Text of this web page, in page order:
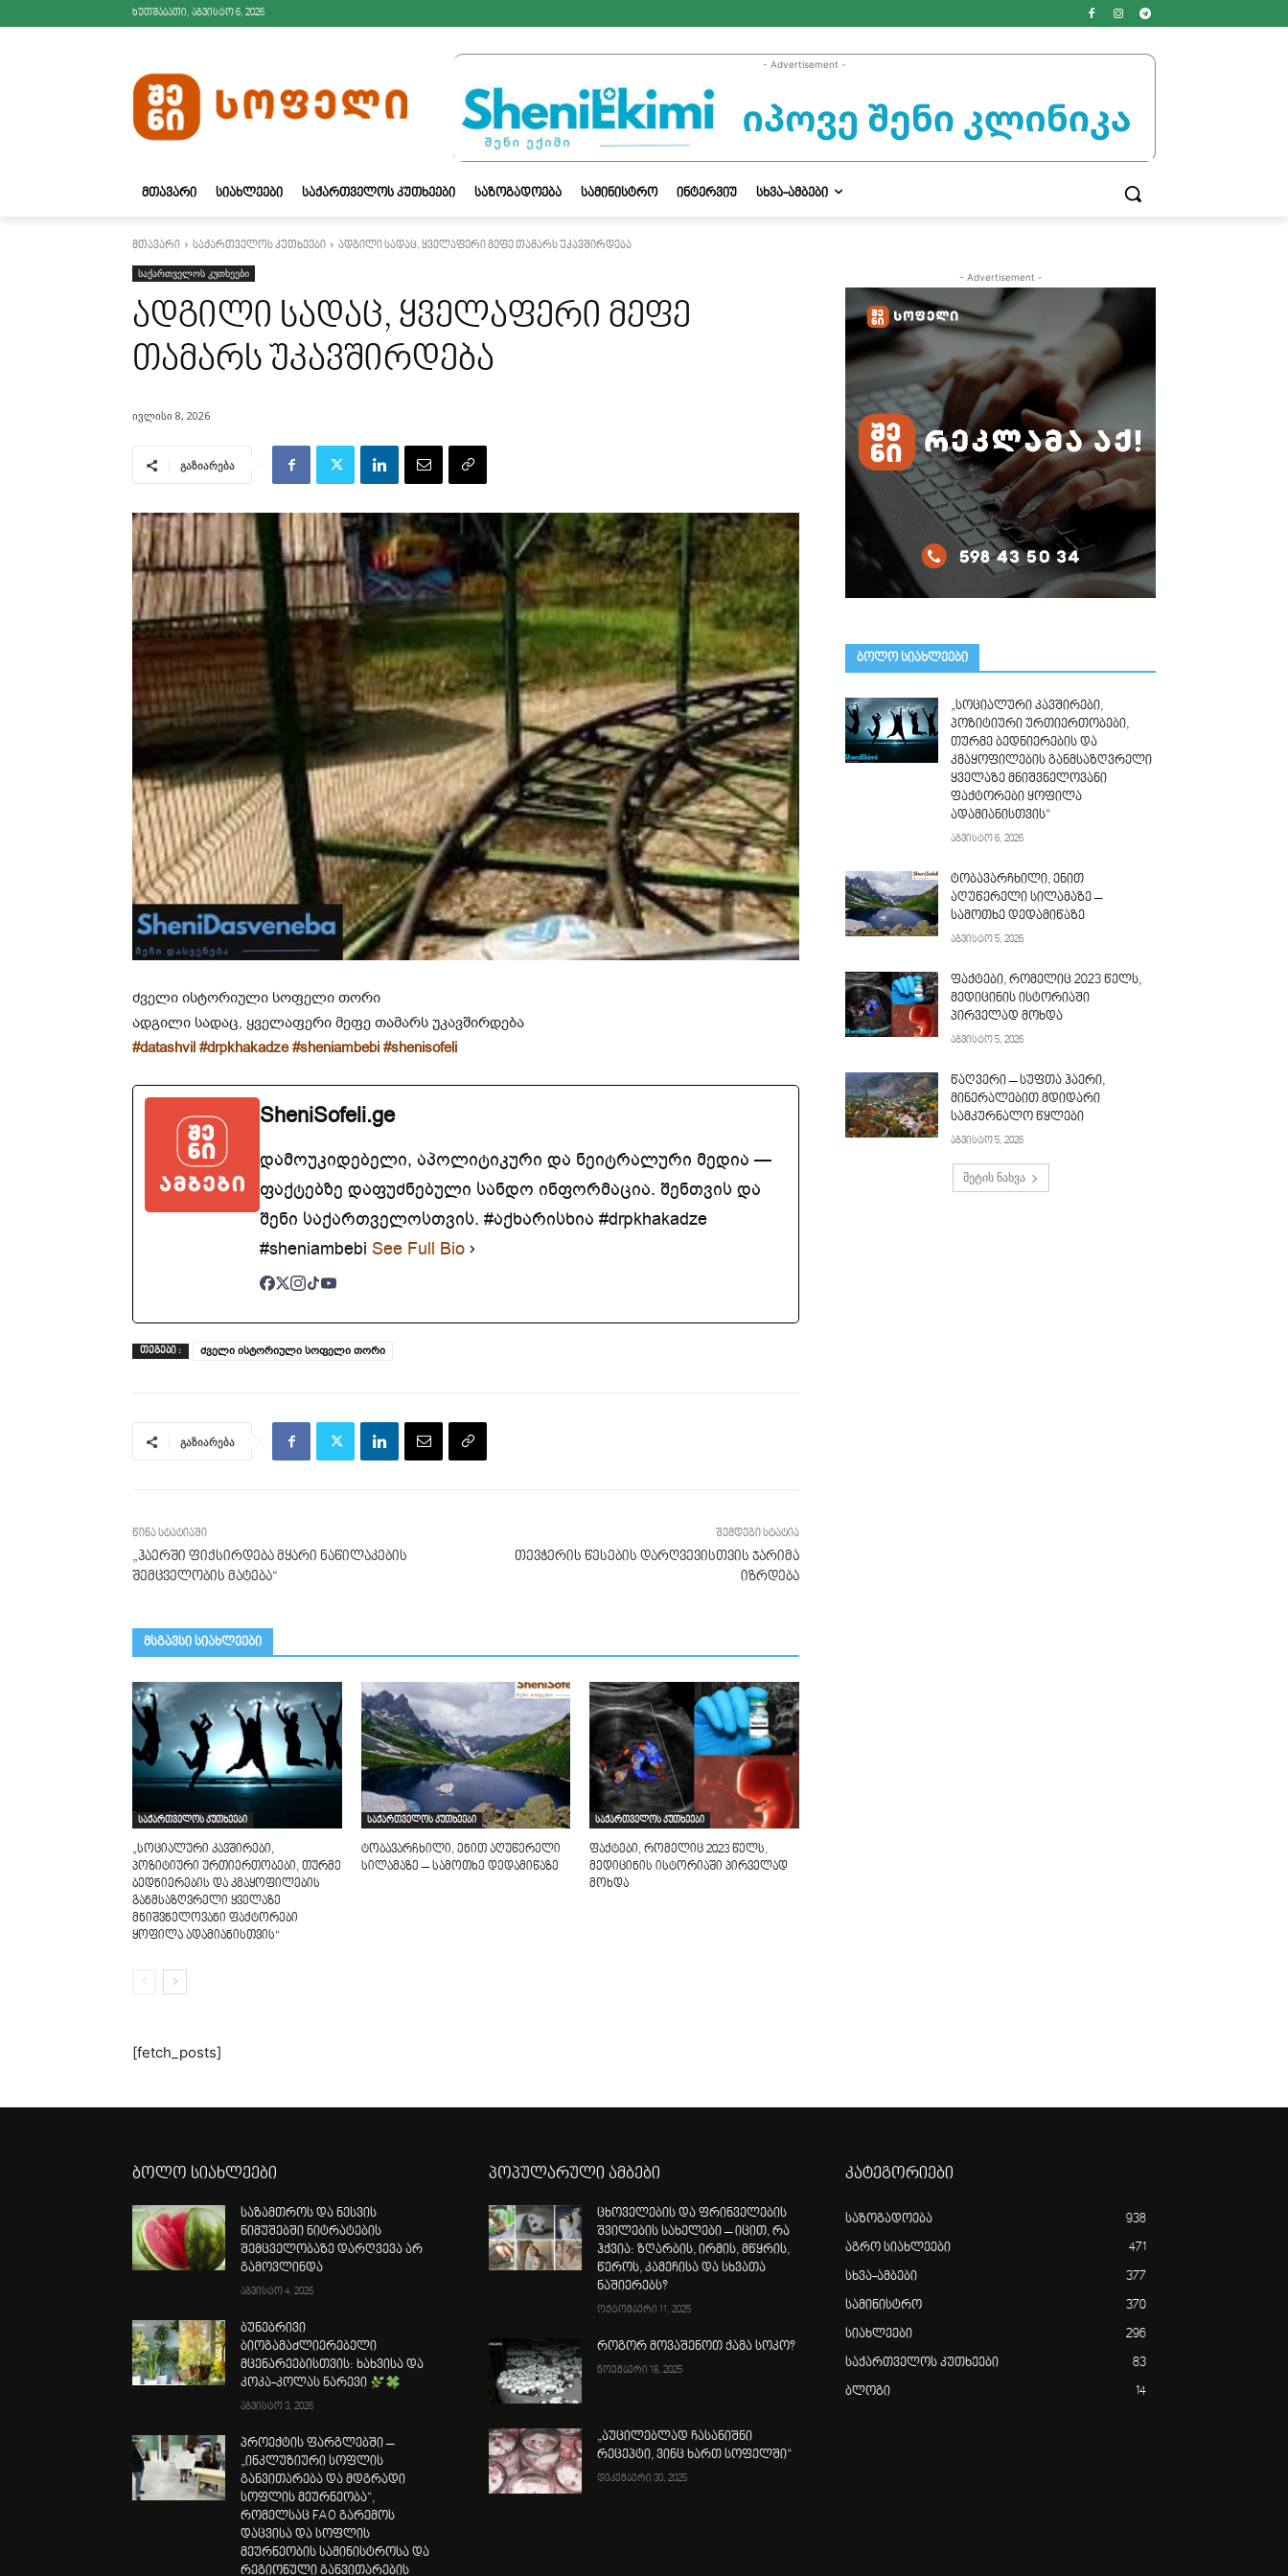
ხუთშაბათი, აგვისტო 6, 2026
- Advertisement -
ᲛᲗᲐᲕᲐᲠᲘ ᲡᲘᲐᲮᲚᲔᲔᲑᲘ ᲡᲐᲥᲐᲠᲗᲕᲔᲚᲝᲡ ᲙᲣᲗᲮᲔᲔᲑᲘ ᲡᲐᲖᲝᲒᲐᲓᲝᲔᲑᲐ ᲡᲐᲛᲘᲜᲘᲡᲢᲠᲝ ᲘᲜᲢᲔᲠᲕᲘᲣ ᲡᲮᲕᲐ-ᲐᲛᲑᲔᲑᲘ
მთავარი საქართველოს კუთხეები ადგილი სადაც, ყველაფერი მეფე თამარს უკავშირდება
საქართველოს კუთხეები
ადგილი სადაც, ყველაფერი მეფე
თამარს უკავშირდება
ივლისი 8, 2026
გაზიარება
ძველი ისტორიული სოფელი თორი
ადგილი სადაც, ყველაფერი მეფე თამარს უკავშირდება
#datashvil #drpkhakadze #sheniambebi #shenisofeli
SheniSofeli.ge
დამოუკიდებელი, აპოლიტიკური და ნეიტრალური მედია —
ფაქტებზე დაფუძნებული სანდო ინფორმაცია. შენთვის და
შენი საქართველოსთვის. #აქხარისხია #drpkhakadze
#sheniambebi See Full Bio
ᲗᲔᲒᲔᲑᲘ : ძველი ისტორიული სოფელი თორი
გაზიარება
წინა სტატიაში
„ჰაერში ფიქსირდება მყარი ნაწილაკების
შემცველობის მატება“
შემდეგი სტატია
თევჭერის წესების დარღვევისთვის ჯარიმა
იზრდება
მსგავსი სიახლეები
საქართველოს კუთხეები
„სოციალური კავშირები,
პოზიტიური ურთიერთობები, თურმე
ბედნიერების და კმაყოფილების
განმსაზღვრელი ყველაზე
მნიშვნელოვანი ფაქტორები
ყოფილა ადამიანისთვის“
საქართველოს კუთხეები
ტობავარჩხილი, ენით აღუწერელი
სილამაზე – სამოთხე დედამიწაზე
საქართველოს კუთხეები
ფაქტები, რომელიც 2023 წელს,
მედიცინის ისტორიაში პირველად
მოხდა
[fetch_posts]
- Advertisement -
ᲑᲝᲚᲝ ᲡᲘᲐᲮᲚᲔᲔᲑᲘ
„სოციალური კავშირები,
პოზიტიური ურთიერთობები,
თურმე ბედნიერების და
კმაყოფილების განმსაზღვრელი
ყველაზე მნიშვნელოვანი
ფაქტორები ყოფილა
ადამიანისთვის“
აგვისტო 6, 2026
ტობავარჩხილი, ენით
აღუწერელი სილამაზე –
სამოთხე დედამიწაზე
აგვისტო 5, 2026
ფაქტები, რომელიც 2023 წელს,
მედიცინის ისტორიაში
პირველად მოხდა
აგვისტო 5, 2026
წაღვერი – სუფთა ჰაერი,
მინერალებით მდიდარი
სამკურნალო წყლები
აგვისტო 5, 2026
მეტის ნახვა
ბოლო სიახლეები
საზამთროს და ნესვის
ნიმუშებში ნიტრატების
შემცველობაზე დარღვევა არ
გამოვლინდა
აგვისტო 4, 2026
ბუნებრივი
ბიოგამაძლიერებელი
მცენარეებისთვის: ხახვისა და
კოკა-კოლას ნარევი
აგვისტო 3, 2026
პროექტის ფარგლებში –
„ინკლუზიური სოფლის
განვითარება და მდგრადი
სოფლის მეურნეობა“,
რომელსაც FAO გარემოს
დაცვისა და სოფლის
მეურნეობის სამინისტროსა და
რეგიონული განვითარების
პოპულარული ამბები
ცხოველების და ფრინველების
შვილების სახელები – იცით, რა
ჰქვია: ზღარბის, ირმის, მწყრის,
წეროს, კამეჩისა და სხვათა
ნაშიერებს?
ოქტომბერი 11, 2025
როგორ მოვაშენოთ ქამა სოკო?
ნოემბერი 18, 2025
„აუცილებლად ჩასანიშნი
რეცეპტი, ვინც ხართ სოფელში“
დეკემბერი 30, 2025
კატეგორიები
საზოგადოება 938
აგრო სიახლეები 471
სხვა-ამბები 377
სამინისტრო 370
სიახლეები 296
საქართველოს კუთხეები 83
ბლოგი 14